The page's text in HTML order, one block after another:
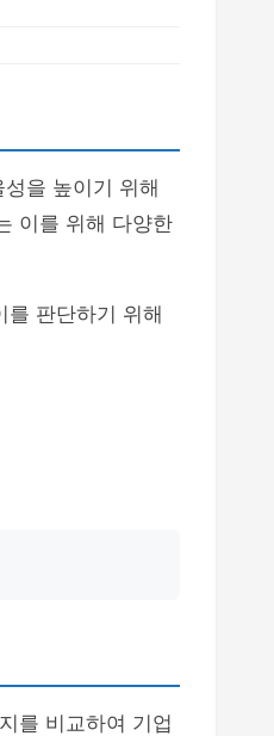
을 높이기 위해
이를 위해 다양한
판단하기 위해
를 비교하여 기업